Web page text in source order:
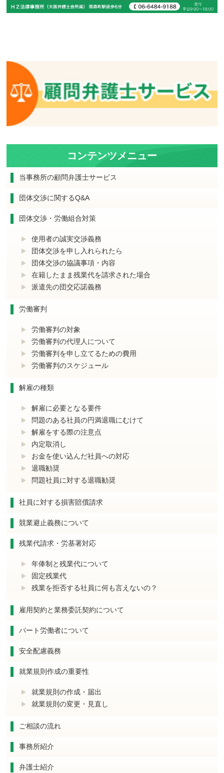
コンテンツメニュー
当事務所の顧問弁護士サービス
団体交渉に関するQ&A
団体交渉・労働組合対策
使用者の誠実交渉義務
団体交渉を申し入れられたら
団体交渉の協議事項・内容
在籍したまま残業代を請求された場合
派遣先の団交応諾義務
労働審判
労働審判の対象
労働審判の代理人について
労働審判を申し立てるための費用
労働審判のスケジュール
解雇の種類
解雇に必要となる要件
問題のある社員の円満退職にむけて
解雇をする際の注意点
内定取消し
お金を使い込んだ社員への対応
退職勧奨
問題社員に対する退職勧奨
社員に対する損害賠償請求
競業避止義務について
残業代請求・労基署対応
年俸制と残業代について
固定残業代
残業を拒否する社員に何も言えないの？
雇用契約と業務委託契約について
パート労働者について
安全配慮義務
就業規則作成の重要性
就業規則の作成・届出
就業規則の変更・見直し
ご相談の流れ
事務所紹介
弁護士紹介